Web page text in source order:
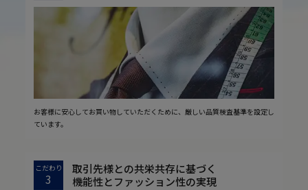
お客様に安心してお買い物していただくために、厳しい品質検査基準を設定し
ています。
こだわり
3
取引先様との共栄共存に基づく
機能性とファッション性の実現